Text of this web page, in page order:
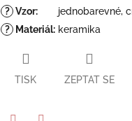
? Vzor:
jednobarevné,
? Materiál: keramika
TISK ZEPTAT SE